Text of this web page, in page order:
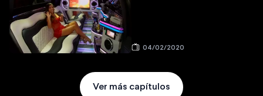
04/02/2020
Ver más capítulos